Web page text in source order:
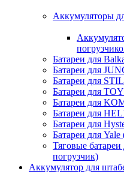
Аккумуляторы
Батареи для
Батареи для
Батареи для
Батареи для
Батареи для
Батареи для
Батареи для
Батареи для
Тяговые
погрузчик)
Аккумулятор для